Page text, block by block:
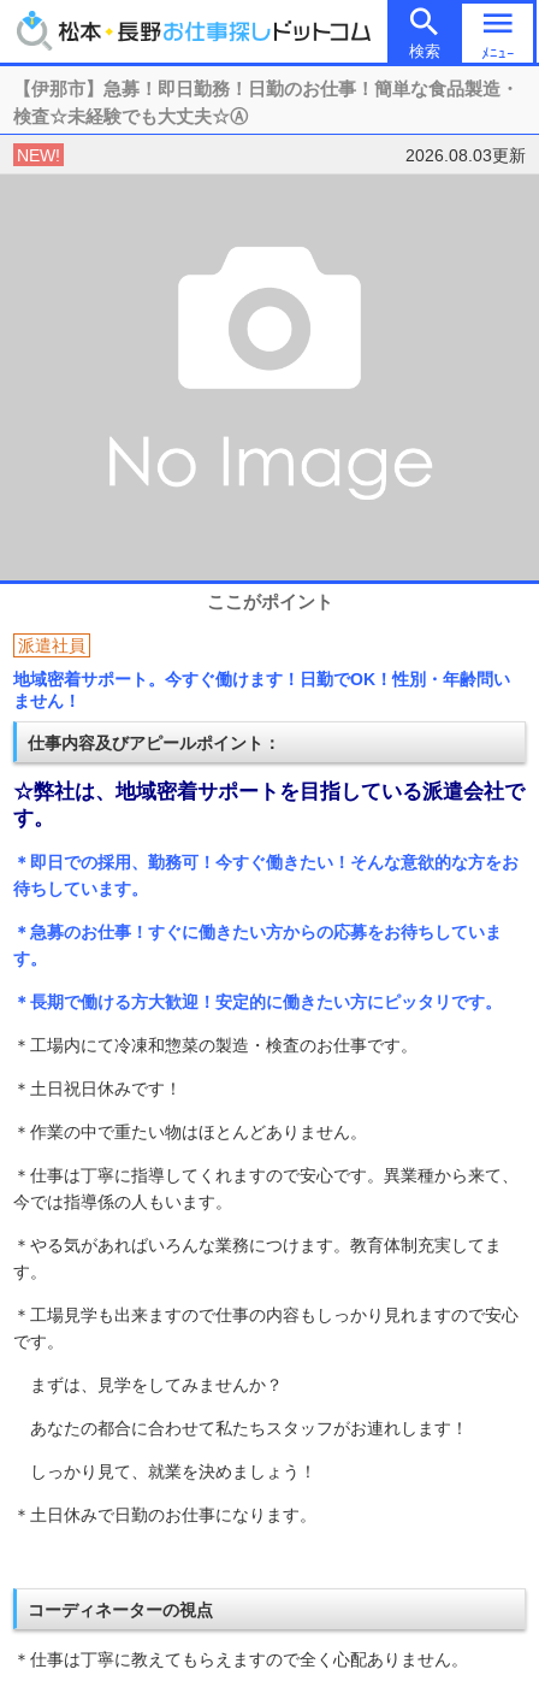

検索
menu
ﾒﾆｭｰ
【伊那市】急募！即日勤務！日勤のお仕事！簡単な食品製造・
検査☆未経験でも大丈夫☆Ⓐ
NEW! 2026.08.03更新
ここがポイント
派遣社員
地域密着サポート。今すぐ働けます！日勤でOK！性別・年齢問い
ません！
仕事内容及びアピールポイント：
☆弊社は、地域密着サポートを目指している派遣会社で
す。
＊即日での採用、勤務可！今すぐ働きたい！そんな意欲的な方をお
待ちしています。
＊急募のお仕事！すぐに働きたい方からの応募をお待ちしていま
す。
＊長期で働ける方大歓迎！安定的に働きたい方にピッタリです。
＊工場内にて冷凍和惣菜の製造・検査のお仕事です。
＊土日祝日休みです！
＊作業の中で重たい物はほとんどありません。
＊仕事は丁寧に指導してくれますので安心です。異業種から来て、
今では指導係の人もいます。
＊やる気があればいろんな業務につけます。教育体制充実してま
す。
＊工場見学も出来ますので仕事の内容もしっかり見れますので安心
です。
まずは、見学をしてみませんか？
あなたの都合に合わせて私たちスタッフがお連れします！
しっかり見て、就業を決めましょう！
＊土日休みで日勤のお仕事になります。
コーディネーターの視点
＊仕事は丁寧に教えてもらえますので全く心配ありません。